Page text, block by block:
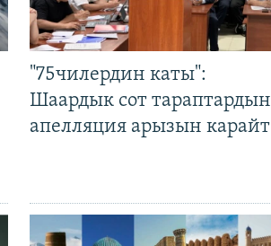
"75чилердин каты":
Шаардык сот тараптардын
апелляция арызын карайт